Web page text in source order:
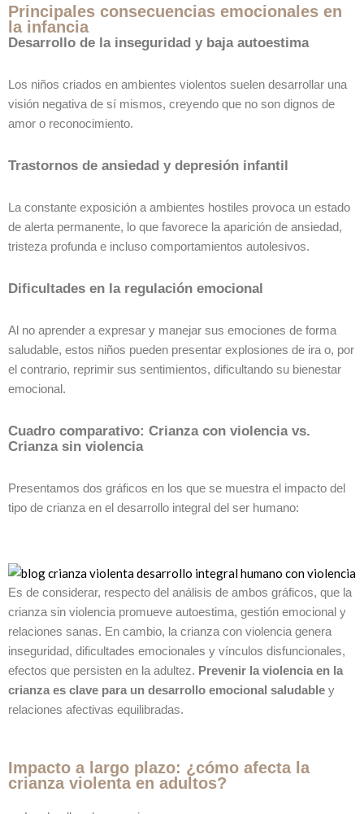
Principales consecuencias emocionales en
la infancia
Desarrollo de la inseguridad y baja autoestima
Los niños criados en ambientes violentos suelen desarrollar una
visión negativa de sí mismos, creyendo que no son dignos de
amor o reconocimiento.
Trastornos de ansiedad y depresión infantil
La constante exposición a ambientes hostiles provoca un estado
de alerta permanente, lo que favorece la aparición de ansiedad,
tristeza profunda e incluso comportamientos autolesivos.
Dificultades en la regulación emocional
Al no aprender a expresar y manejar sus emociones de forma
saludable, estos niños pueden presentar explosiones de ira o, por
el contrario, reprimir sus sentimientos, dificultando su bienestar
emocional.
Cuadro comparativo: Crianza con violencia vs.
Crianza sin violencia
Presentamos dos gráficos en los que se muestra el impacto del
tipo de crianza en el desarrollo integral del ser humano:
Es de considerar, respecto del análisis de ambos gráficos, que la
crianza sin violencia promueve autoestima, gestión emocional y
relaciones sanas. En cambio, la crianza con violencia genera
inseguridad, dificultades emocionales y vínculos disfuncionales,
efectos que persisten en la adultez. Prevenir la violencia en la
crianza es clave para un desarrollo emocional saludable y
relaciones afectivas equilibradas.
Impacto a largo plazo: ¿cómo afecta la
crianza violenta en adultos?